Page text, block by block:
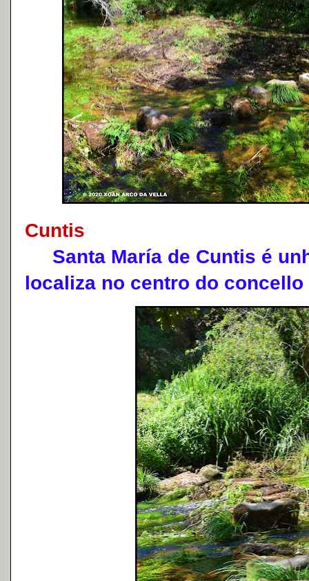
Cuntis
Santa María de Cuntis é
localiza no centro do